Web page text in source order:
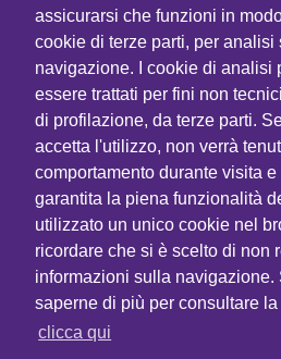
assicurarsi che funzioni in
cookie di terze parti, per analisi
navigazione. I cookie di analisi
essere trattati per fini non
di profilazione, da terze parti.
accetta l'utilizzo, non verrà
comportamento durante visita e
garantita la piena funzionalità
utilizzato un unico cookie nel
ricordare che si è scelto di non
informazioni sulla navigazione.
saperne di più per consultare
clicca qui
VEDI
Con la sponsorizzazione
©2026CTP Srl- Società unipersonale - Corso